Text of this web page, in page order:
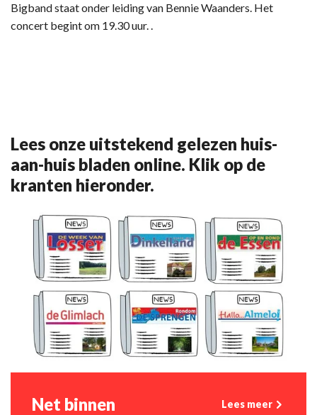
Bigband staat onder leiding van Bennie Waanders. Het
concert begint om 19.30 uur. .
Lees onze uitstekend gelezen huis-
aan-huis bladen online. Klik op de
kranten hieronder.
Net binnen Lees meer